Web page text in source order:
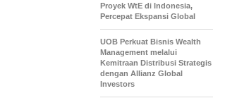
Proyek WtE di Indonesia,
Percepat Ekspansi Global
UOB Perkuat Bisnis Wealth
Management melalui
Kemitraan Distribusi Strategis
dengan Allianz Global
Investors